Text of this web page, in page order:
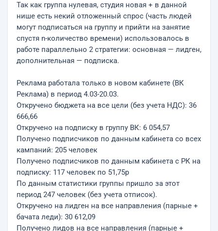
Так как группа нулевая, студия новая + в данной
нише есть некий отложенный спрос (часть людей
могут подписаться на группу и прийти на занятие
спустя n-количество времени) использовалось в
работе параллельно 2 стратегии: основная — лидген,
дополнительная — подписка.
Реклама работала только в новом кабинете (ВК
Реклама) в период 4.03-20.03.
Откручено бюджета на все цели (без учета НДС): 36
666,66
Откручено на подписку в группу ВК: 6 054,57
Получено подписчиков по данным кабинета со всех
кампаний: 205 человек
Получено подписчиков по данным кабинета с РК на
подписку: 117 человек по 51,75р
По данным статистики группы пришло за этот
период 247 человек (без учета отписок).
Откручено на лидген на все направления (парные +
бачата леди): 30 612,09
Получено лидов на все направления (парные +